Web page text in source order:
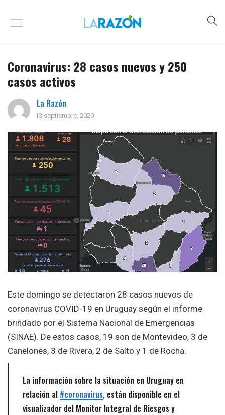
Coronavirus: 28 casos nuevos y 250
casos activos
La Razón
13 septiembre, 2020
Este domingo se detectaron 28 casos nuevos de
coronavirus COVID-19 en Uruguay según el informe
brindado por el Sistema Nacional de Emergencias
(SINAE). De estos casos, 19 son de Montevideo, 3 de
Canelones, 3 de Rivera, 2 de Salto y 1 de Rocha.
La información sobre la situación en Uruguay en
relación al #coronavirus, están disponible en el
visualizador del Monitor Integral de Riesgos y